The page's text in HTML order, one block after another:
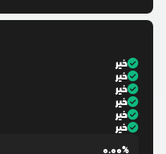
خیر
خیر
خیر
خیر
خیر
خیر
0.00%